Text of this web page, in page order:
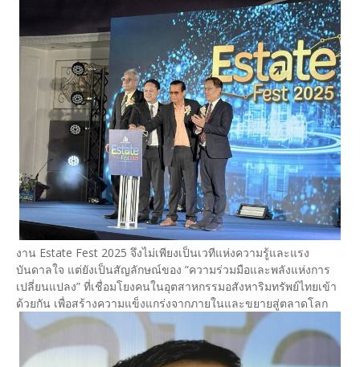
งาน Estate Fest 2025 จึงไม่เพียงเป็นเวทีแห่งความรู้และแรง
บันดาลใจ แต่ยังเป็นสัญลักษณ์ของ “ความร่วมมือและพลังแห่งการ
เปลี่ยนแปลง” ที่เชื่อมโยงคนในอุตสาหกรรมอสังหาริมทรัพย์ไทยเข้า
ด้วยกัน เพื่อสร้างความแข็งแกร่งจากภายในและขยายสู่ตลาดโลก